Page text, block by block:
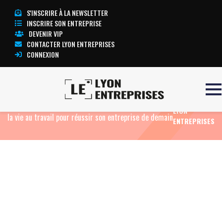
S'INSCRIRE À LA NEWSLETTER
INSCRIRE SON ENTREPRISE
DEVENIR VIP
CONTACTER LYON ENTREPRISES
CONNEXION
Agenda
Préventica Lyon
la vie au travail pour réussir son entreprise de demain
LYON
ENTREPRISES